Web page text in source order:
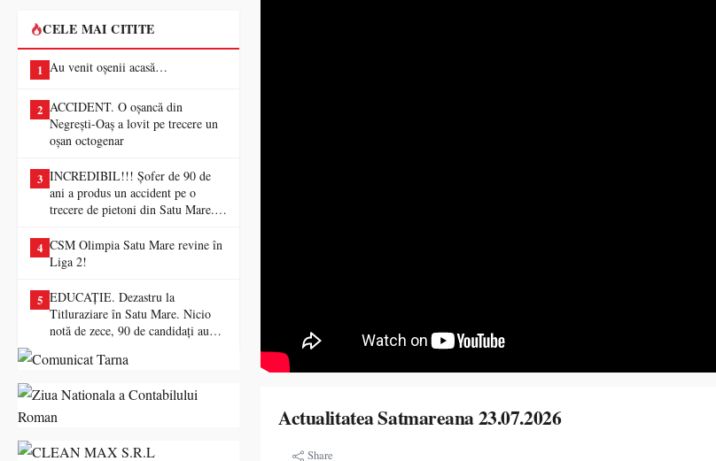
CELE MAI CITITE
1 Au venit oșenii acasă…
2 ACCIDENT. O oșancă din
Negrești-Oaș a lovit pe trecere un
oșan octogenar
3 INCREDIBIL!!! Șofer de 90 de
ani a produs un accident pe o
trecere de pietoni din Satu Mare. O
4 CSM Olimpia Satu Mare revine în
Liga 2!
5 EDUCAȚIE. Dezastru la
Titluraziare în Satu Mare. Nicio
notă de zece, 90 de candidați au
Actualitatea Satmareana 23.07.2026
Share